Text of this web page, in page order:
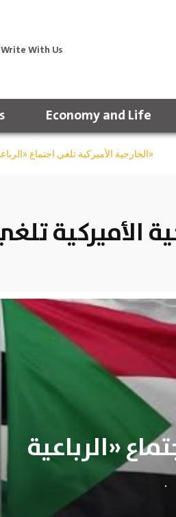
Write With Us
Economy and Life
الخارجية الأميركية تلغي اجتماع «الرباعية»
.